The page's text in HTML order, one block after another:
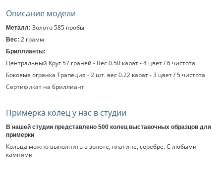
Описание модели
Металл: Золото 585 пробы
Вес: 2 грамм
Бриллианты:
Центральный Круг 57 граней - Вес 0.50 карат - 4 цвет / 6 чистота
Боковые огранка Трапеция - 2 шт. вес 0.22 карат - 3 цвет / 5 чистота
Сертификат на бриллиант
Примерка колец у нас в студии
В нашей студии представлено 500 колец выставочных образцов для
примерки
Кольца можно выполнить в золоте, платине, серебре. С любыми
камнями